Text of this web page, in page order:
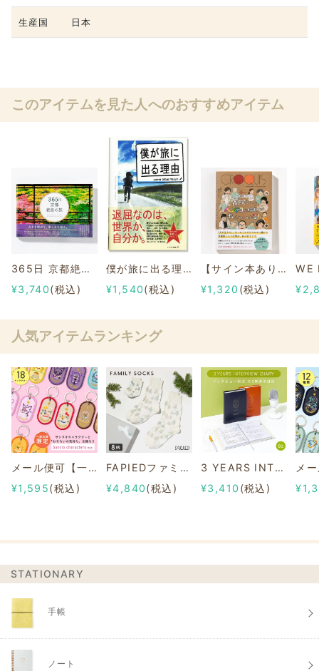
生産国 日本
このアイテムを見た人へのおすすめアイテム
365日 京都絶景の旅
¥3,740(税込)
僕が旅に出る理由
¥1,540(税込)
【サイン本あり】病院というヘンテコな場所が教えてくれたコト。
¥1,320 (税込)
人気アイテムランキング
メール便可【一部店舗限定】2/8b PAIR KEY RING Sanrio characters ver.
¥1,595(税込)
FAPIEDファミリーソックスセット 総柄
¥4,840(税込)
3 YEARS INTERVIEW DIARY
¥3,410 (税込)
STATIONARY
手帳
ノート